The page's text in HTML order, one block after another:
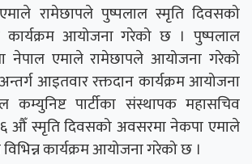
रामेछापले पुष्पलाल स्मृति दिवसको
कार्यक्रम आयोजना गरेको छ । पुष्पलाल
नेपाल एमाले रामेछापले आयोजना गरेको
आइतवार रक्तदान कार्यक्रम आयोजना
पार्टीका संस्थापक महासचिव
औँ स्मृति दिवसको अवसरमा नेकपा एमाले
कार्यक्रम आयोजना गरेको छ ।